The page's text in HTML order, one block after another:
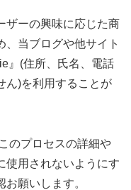
ザーの興味に応じた商
、当ブログや他サイト
』(住所、氏名、電話
ん)を利用することが
のプロセスの詳細や
使用されないようにす
お願いします。